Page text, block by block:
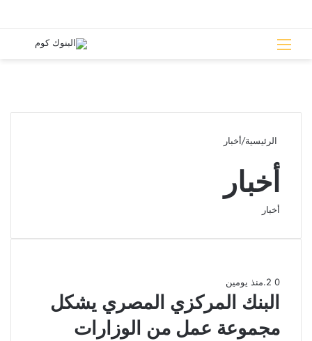
القائمة
الرئيسية/أخبار
أخبار
أخبار
.منذ يومين 0
البنك المركزي المصري يشكل
مجموعة عمل من الوزارات